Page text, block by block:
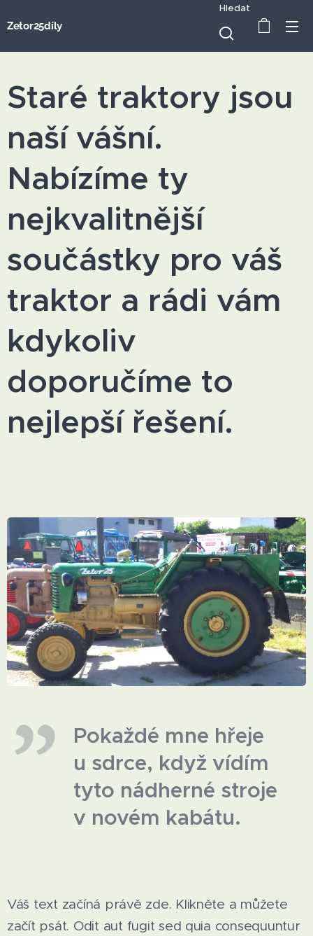
Zetor25díly
Hledat
Staré traktory jsou
naší vášní.
Nabízíme ty
nejkvalitnější
součástky pro váš
traktor a rádi vám
kdykoliv
doporučíme to
nejlepší řešení.
Pokaždé mne hřeje
u sdrce, když vídím
tyto nádherné stroje
v novém kabátu.
Váš text začíná právě zde. Klikněte a můžete
začít psát. Odit aut fugit sed quia consequuntur